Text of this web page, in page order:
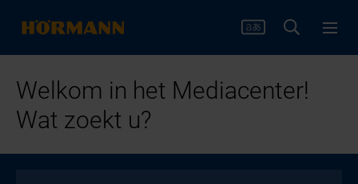
Welkom in het Mediacenter!
Wat zoekt u?